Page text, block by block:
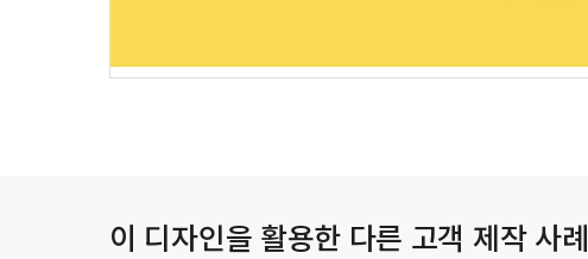
이 디자인을 활용한 다른 고객 제작 사례